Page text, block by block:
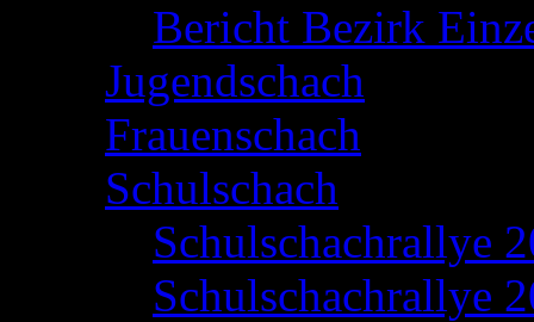
Bericht Bezirk
Jugendschach
Frauenschach
Schulschach
Schulschachrallye
Schulschachrallye